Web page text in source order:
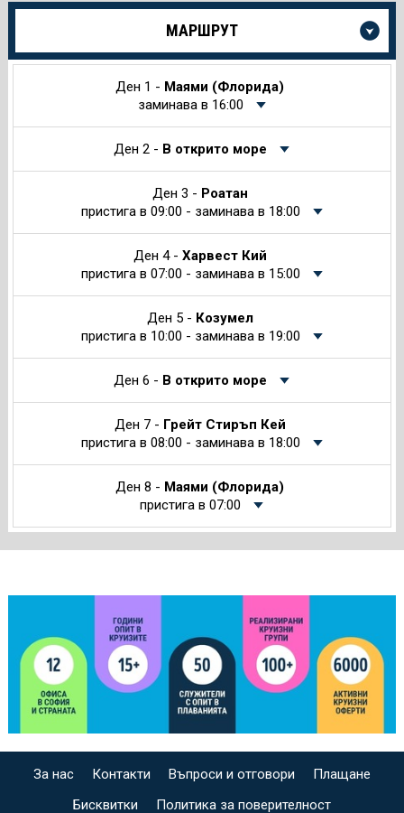
Още
за
МАРШРУТ
Ден 1 - Маями (Флорида)
заминава в 16:00
Ден 2 - В открито море
Ден 3 - Роатан
пристига в 09:00 - заминава в 18:00
Ден 4 - Харвест Кий
пристига в 07:00 - заминава в 15:00
Ден 5 - Козумел
пристига в 10:00 - заминава в 19:00
Ден 6 - В открито море
Ден 7 - Грейт Стиръп Кей
пристига в 08:00 - заминава в 18:00
Ден 8 - Маями (Флорида)
пристига в 07:00
За нас Контакти Въпроси и отговори
Плащане
Бисквитки
Политика за поверителност